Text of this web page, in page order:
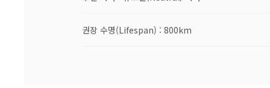
권장 수명(Lifespan) : 800km